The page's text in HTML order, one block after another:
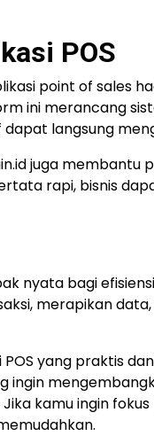
POS
point of sales
ini merancang
langsung
juga membantu
rapi, bisnis
nyata bagi
merapikan
yang praktis
ingin
kamu ingin